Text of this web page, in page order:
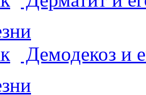
Демодекоз и